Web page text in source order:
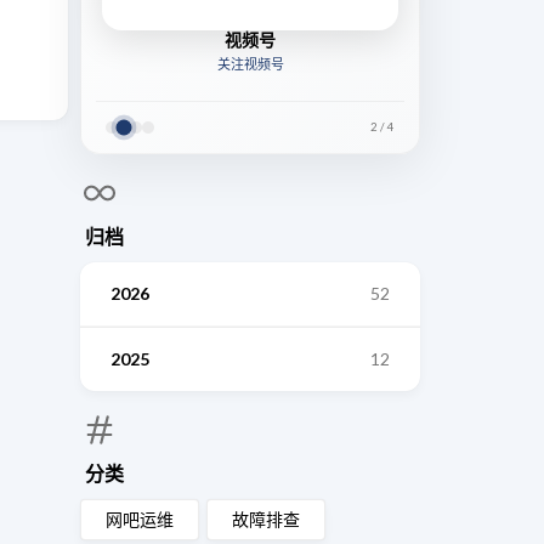
视频号
关注视频号
2 /4
归档
2026 52
2025 12
分类
网吧运维 故障排查